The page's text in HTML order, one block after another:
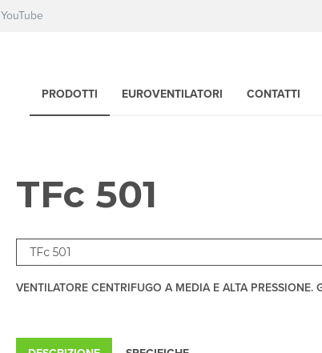
YouTube
PRODOTTI EUROVENTILATORI CONTATTI
TFc 501
VENTILATORE CENTRIFUGO A MEDIA E ALTA